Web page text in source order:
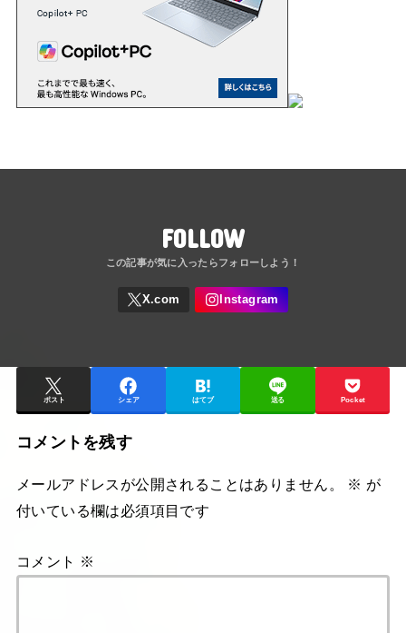
FOLLOW
ポスト シェア はてブ 送る Pocket
コメントを残す
メールアドレスが公開されることはありません。 ※ が
付いている欄は必須項目です
コメント ※